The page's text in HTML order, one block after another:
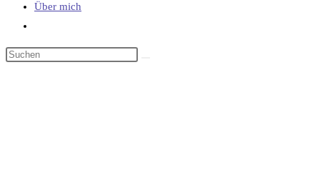
Über mich
umschalten